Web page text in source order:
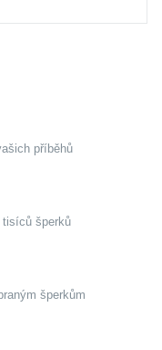
tak, aby vás
a prestiž, která
komfortní pro
propojení
příběhů
tisíců šperků
šperkům